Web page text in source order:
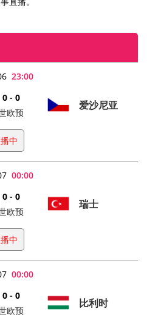
23:00
0 - 0
欧预
爱沙尼亚
中
00:00
0 - 0
欧预
瑞士
中
00:00
0 - 0
欧预
比利时